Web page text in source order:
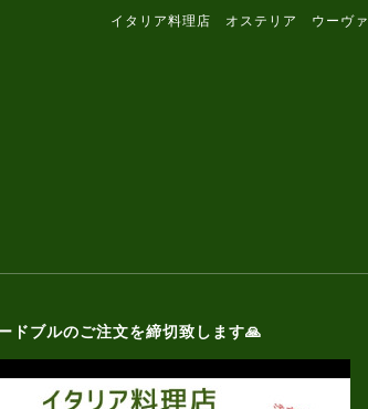
イタリア料理店 オステリア ウーヴァ
ドブルのご注文を締切致します🙏